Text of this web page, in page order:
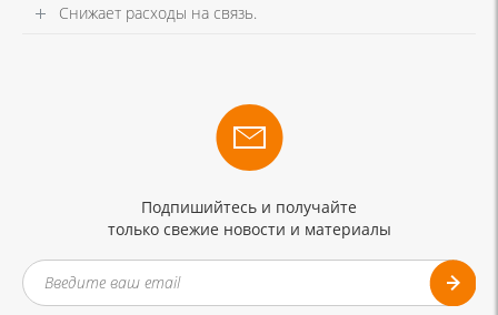
Снижает расходы на связь.
Подпишийтесь и получайте
только свежие новости и материалы